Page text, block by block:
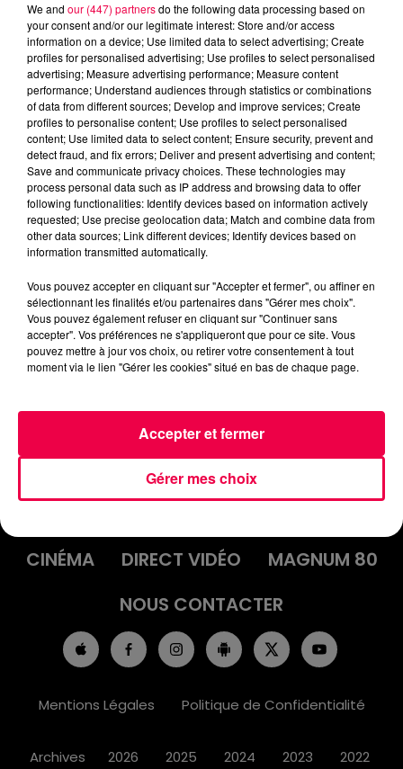
podcasts/2025/09/ASTRO300925.mp3
L'ASTROTOP DU MARDI 30
SEPTEMBRE
INFOS
EMISSIONS
CINÉMA
DIRECT VIDÉO
MAGNUM 80
NOUS CONTACTER
Mentions Légales Politique de Confidentialité
Archives 2026 2025 2024 2023 2022
We and our (447) partnersdo the following data processing based on
your consent and/or our legitimate interest: Store and/or access
information on a device; Use limited data to select advertising; Create
profiles for personalised advertising; Use profiles to select personalised
advertising; Measure advertising performance; Measure content
performance; Understand audiences through statistics or combinations
of data from different sources; Develop and improve services; Create
profiles to personalise content; Use profiles to select personalised
content; Use limited data to select content; Ensure security, prevent and
detect fraud, and fix errors; Deliver and present advertising and content;
Save and communicate privacy choices. These technologies may
process personal data such as IP address and browsing data to offer
following functionalities: Identify devices based on information actively
requested; Use precise geolocation data; Match and combine data from
other data sources; Link different devices; Identify devices based on
information transmitted automatically.
Vous pouvez accepter en cliquant sur "Accepter et fermer", ou affiner en
sélectionnant les finalités et/ou partenaires dans "Gérer mes choix".
Vous pouvez également refuser en cliquant sur "Continuer sans
accepter". Vos préférences ne s'appliqueront que pour ce site. Vous
pouvez mettre à jour vos choix, ou retirer votre consentement à tout
moment via le lien "Gérer les cookies" situé en bas de chaque page.
Gérer mes choix
Accepter et fermer